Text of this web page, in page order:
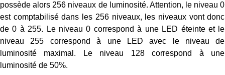
possède alors 256 niveaux de luminosité. Attention, le niveau 0
est comptabilisé dans les 256 niveaux, les niveaux vont donc
de 0 à 255. Le niveau 0 correspond à une LED éteinte et le
niveau 255 correspond à une LED avec le niveau de
luminosité maximal. Le niveau 128 correspond à une
luminosité de 50%.